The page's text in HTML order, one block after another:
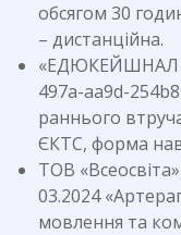
обсягом 30
– дистанційна.
«ЕДЮКЕЙШНАЛ
497a-aa9d-
раннього
ЄКТС, форма
ТОВ
03.2024
мовлення та